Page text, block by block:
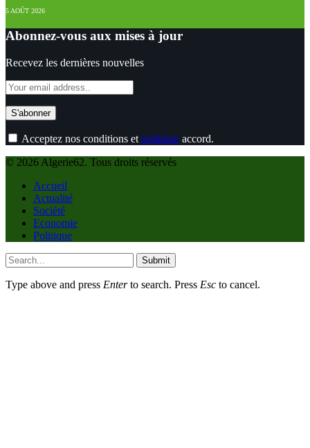
5 AOÛT 2026
Abonnez-vous aux mises à jour
Recevez les dernières nouvelles
Acceptez nos conditions et politique accord.
© 2026 Algerie62. Tous droits réservés
Accueil
Actualité
Société
Economie
Politique
Submit
Type above and press Enterto search. Press Esc to cancel.